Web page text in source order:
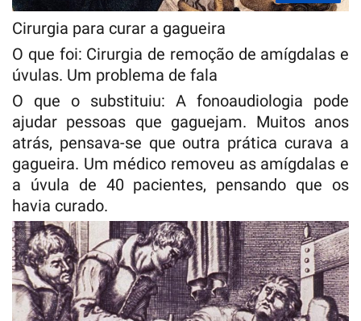
Cirurgia para curar a gagueira
O que foi: Cirurgia de remoção de amígdalas e
úvulas. Um problema de fala
O que o substituiu: A fonoaudiologia pode
ajudar pessoas que gaguejam. Muitos anos
atrás, pensava-se que outra prática curava a
gagueira. Um médico removeu as amígdalas e
a úvula de 40 pacientes, pensando que os
havia curado.